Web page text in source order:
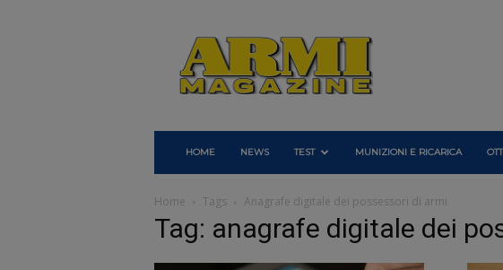
Armi
Magazine
HOME NEWS TEST MUNIZIONI E RICARICA
Home Tags Anagrafe digitale dei possessori di armi
Tag: anagrafe digitale dei